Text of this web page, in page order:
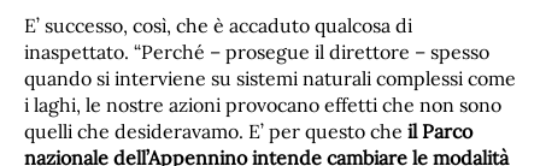
E’ successo, così, che è accaduto qualcosa di
inaspettato. “Perché – prosegue il direttore – spesso
quando si interviene su sistemi naturali complessi come
i laghi, le nostre azioni provocano effetti che non sono
quelli che desideravamo. E’ per questo che il Parco
nazionale dell’Appennino intende cambiare le modalità